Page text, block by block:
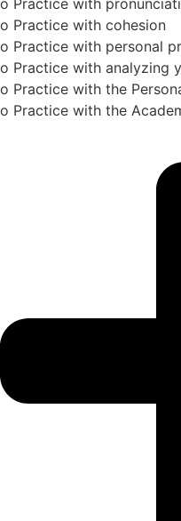
o Practice with
o Practice with cohesion
o Practice with personal
o Practice with analyzing
o Practice with the
o Practice with the